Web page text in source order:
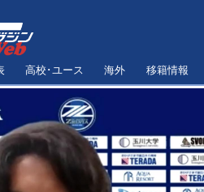
高校･ユース 海外 移籍情報